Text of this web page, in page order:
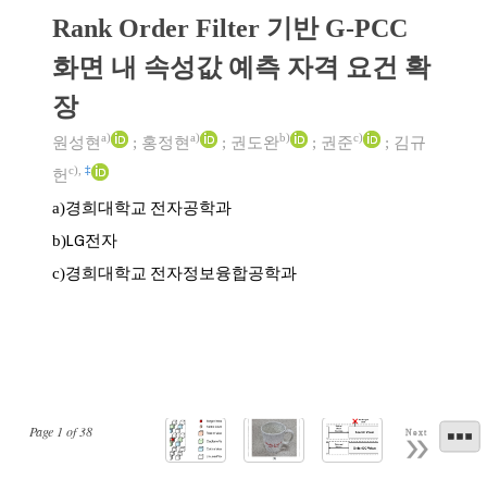
Page 1 of38 Next
Rank Order Filter 기반 G-PCC
화면 내 속성값 예측 자격 요건 확
장
원성현 a) ; 홍정현 a) ; 권도완b) ; 권준c) ; 김규
헌 c) ‡
a)경희대학교 전자공학과
b)LG전자
c)경희대학교 전자정보융합공학과